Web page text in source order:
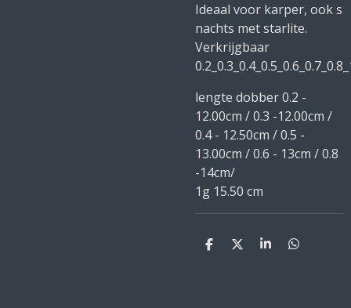
Ideaal voor karper, ook s
nachts met starlite.
Verkrijgbaar
lengte dobber 0.2 -
12.00cm / 0.3 -12.00cm /
0.4 - 12.50cm / 0.5 -
13.00cm / 0.6 - 13cm / 0.8
-14cm/
1g 15.50 cm
D
D
S
D